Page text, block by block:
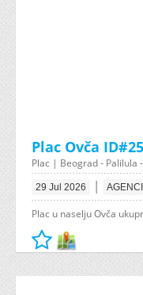
Plac Ovča
Plac | Beograd - Palilula
29 Jul 2026 |
Plac u naselju Ovča